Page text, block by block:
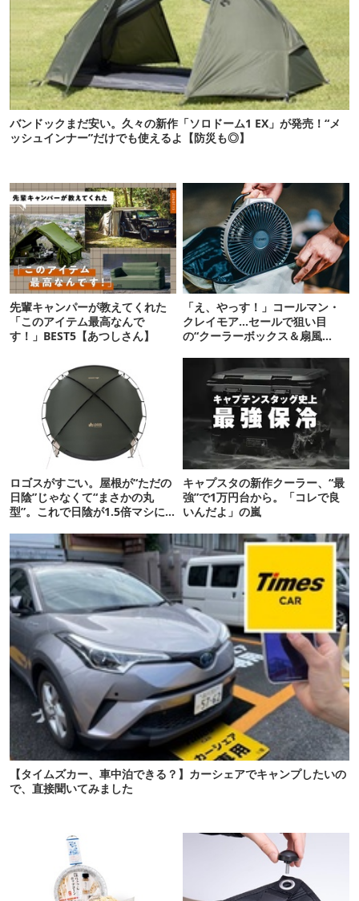
バンドックまだ安い。久々の新作「ソロドーム1 EX」が発売！“メ
ッシュインナー”だけでも使えるよ【防災も◎】
先輩キャンパーが教えてくれた
「このアイテム最高なんで
す！」BEST5【あつしさん】
「え、やっす！」コールマン・
クレイモア…セールで狙い目
の“クーラーボックス＆扇風
ロゴスがすごい。屋根が“ただの
日陰”じゃなくて“まさかの丸
型”。これで日陰が1.5倍マシに
キャプスタの新作クーラー、“最
強”で1万円台から。「コレで良
いんだよ」の嵐
【タイムズカー、車中泊できる？】カーシェアでキャンプしたいの
で、直接聞いてみました